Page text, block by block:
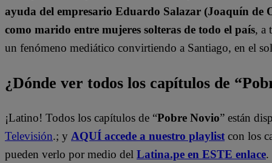
ayuda del empresario Eduardo Salazar (Joaquín de
como marido entre mujeres solteras de todo el país, a
un fenómeno mediático convirtiendo a Santiago, en el
¿Dónde ver todos los capítulos de
¡Latino! Todos los capítulos de “Pobre Novio” están
Televisión.; y AQUÍ accede a nuestro playlist con los
pueden verlo por medio del Latina.pe en ESTE enlace.